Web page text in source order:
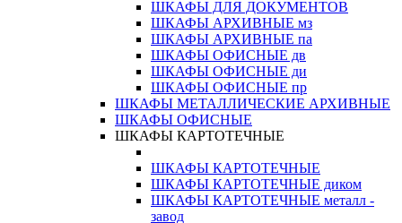
ШКАФЫ ДЛЯ ДОКУМЕНТОВ
ШКАФЫ АРХИВНЫЕ мз
ШКАФЫ АРХИВНЫЕ па
ШКАФЫ ОФИСНЫЕ дв
ШКАФЫ ОФИСНЫЕ ди
ШКАФЫ ОФИСНЫЕ пр
ШКАФЫ МЕТАЛЛИЧЕСКИЕ АРХИВНЫЕ
ШКАФЫ ОФИСНЫЕ
ШКАФЫ КАРТОТЕЧНЫЕ
ШКАФЫ КАРТОТЕЧНЫЕ
ШКАФЫ КАРТОТЕЧНЫЕ диком
ШКАФЫ КАРТОТЕЧНЫЕ металл -
завод